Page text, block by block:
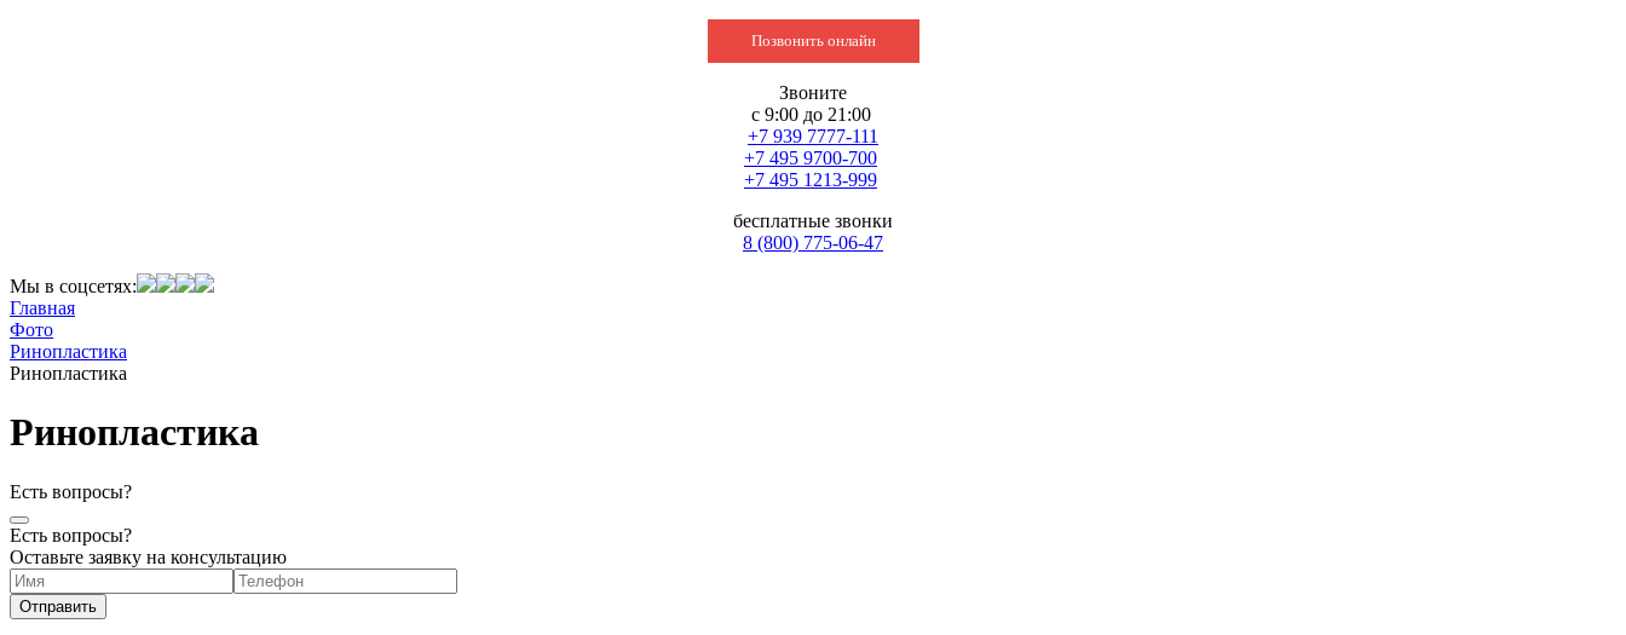
Позвонить онлайн
Звоните
с 9:00 до 21:00
+7 939 7777-111
+7 495 9700-700
+7 495 1213-999
бесплатные звонки
8 (800) 775-06-47
Мы в соцсетях:
Главная
Фото
Ринопластика
Ринопластика
Ринопластика
Есть вопросы?
Есть вопросы?
Оставьте заявку на консультацию